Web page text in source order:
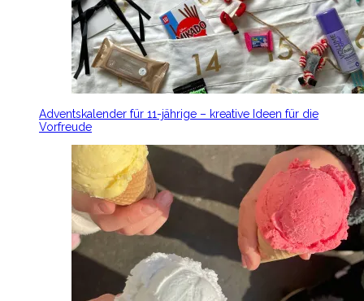
Adventskalender für 11-jährige – kreative Ideen für die
Vorfreude